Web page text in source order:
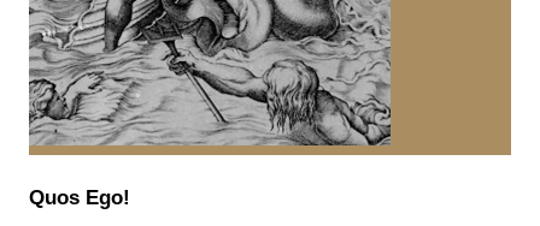
Quos Ego!